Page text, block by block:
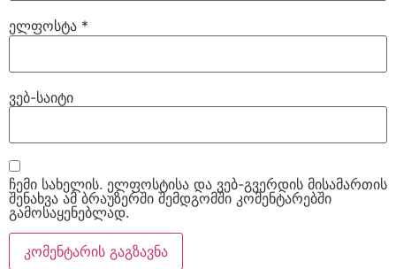
ელფოსტა *
ვებ-საიტი
ჩემი სახელის. ელფოსტისა და ვებ-გვერდის მისამართის
შენახვა ამ ბრაუზერში შემდგომში კომენტარებში
გამოსაყენებლად.